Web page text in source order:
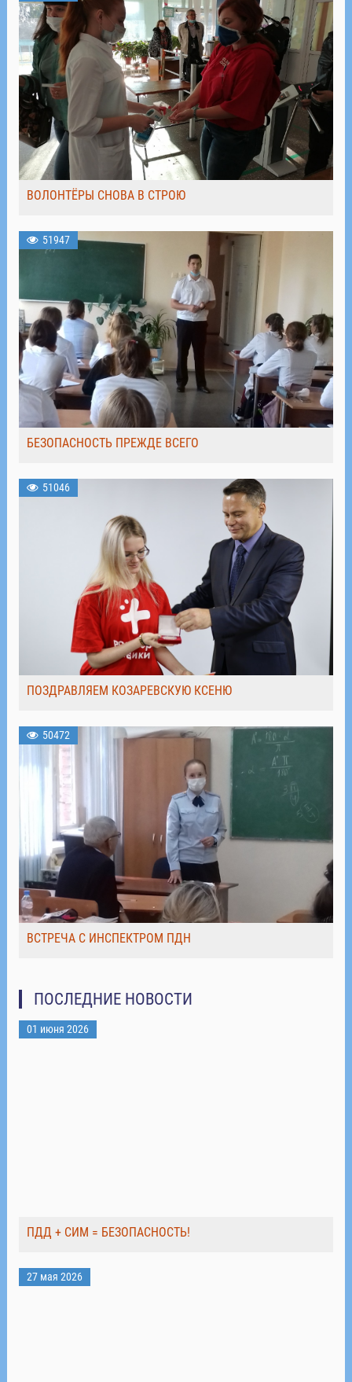
ВОЛОНТЁРЫ СНОВА В СТРОЮ
51947
БЕЗОПАСНОСТЬ ПРЕЖДЕ ВСЕГО
51046
ПОЗДРАВЛЯЕМ КОЗАРЕВСКУЮ КСЕНЮ
50472
ВСТРЕЧА С ИНСПЕКТРОМ ПДН
ПОСЛЕДНИЕ НОВОСТИ
01 июня 2026
ПДД + СИМ = БЕЗОПАСНОСТЬ!
27 мая 2026